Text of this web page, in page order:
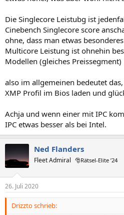
Die Singlecore Leistubg ist
Cinebench Singlecore score
ohne, dass man etwas
Multicore Leistung ist ohnehin
Modellen (gleiches Preissegment)
also im allgemeinen bedeutet
XMP Profil im Bios laden und
Achja und wenn einer mit IPC
IPC etwas besser als bei Intel.
Ned Flanders
Fleet Admiral 🎅Rätsel-Elite ’24
26. Juli 2020
Drizzto schrieb: